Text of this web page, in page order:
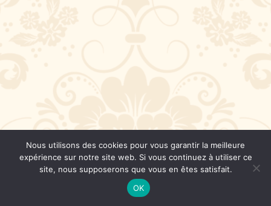
Nous utilisons des cookies pour vous garantir la meilleure
expérience sur notre site web. Si vous continuez à utiliser ce
site, nous supposerons que vous en êtes satisfait.
OK